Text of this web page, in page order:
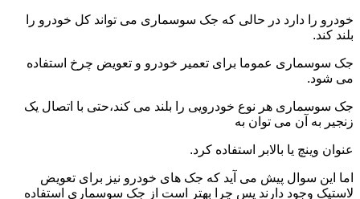
خودرو را دارد در حالی که جک سوسماری می تواند کل خودرو را
بلند کند.
جک سوسماری عموما برای تعمیر خودرو و تعویض چرخ استفاده
می شود.
جک سوسماری هر نوع خودرویی را بلند می کند،حتی با اتصال یک
زنجیر به آن می توان به
عنوان وینچ یا بالابر استفاده کرد.
اما این سوال پیش می آید که جک های خودرو نیز برای تعویض
لاستیک وجود دارند پس چرا بهتر است از جک سوسماری استفاده